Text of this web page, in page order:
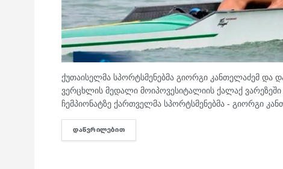
ქუთაისელმა სპორტსმენებმა გიორგი კანთელაძემ და
ვერცხლის მედალი მოიპოვესიტალიის ქალაქ ვარეზეში
ჩემპიონატზე ქართველმა სპორტსმენებმა - გიორგი
ᲓᲐᲬᲕᲠᲘᲚᲔᲑᲘᲗ